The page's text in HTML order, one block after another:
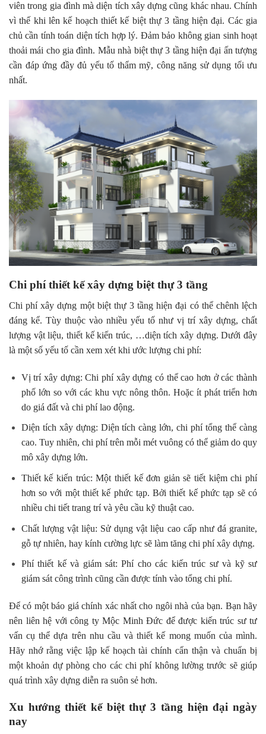
viên trong gia đình mà diện tích xây dựng cũng khác nhau. Chính
vì thế khi lên kế hoạch thiết kế biệt thự 3 tầng hiện đại. Các gia
chủ cần tính toán diện tích hợp lý. Đảm bảo không gian sinh hoạt
thoải mái cho gia đình. Mẫu nhà biệt thự 3 tầng hiện đại ấn tượng
cần đáp ứng đầy đủ yếu tố thẩm mỹ, công năng sử dụng tối ưu
nhất.
Chi phí thiết kế xây dựng biệt thự 3 tầng
Chi phí xây dựng một biệt thự 3 tầng hiện đại có thể chênh lệch
đáng kể. Tùy thuộc vào nhiều yếu tố như vị trí xây dựng, chất
lượng vật liệu, thiết kế kiến trúc, …diện tích xây dựng. Dưới đây
là một số yếu tố cần xem xét khi ước lượng chi phí:
Vị trí xây dựng: Chi phí xây dựng có thể cao hơn ở các thành
phố lớn so với các khu vực nông thôn. Hoặc ít phát triển hơn
do giá đất và chi phí lao động.
Diện tích xây dựng: Diện tích càng lớn, chi phí tổng thể càng
cao. Tuy nhiên, chi phí trên mỗi mét vuông có thể giảm do quy
mô xây dựng lớn.
Thiết kế kiến trúc: Một thiết kế đơn giản sẽ tiết kiệm chi phí
hơn so với một thiết kế phức tạp. Bởi thiết kế phức tạp sẽ có
nhiều chi tiết trang trí và yêu cầu kỹ thuật cao.
Chất lượng vật liệu: Sử dụng vật liệu cao cấp như đá granite,
gỗ tự nhiên, hay kính cường lực sẽ làm tăng chi phí xây dựng.
Phí thiết kế và giám sát: Phí cho các kiến trúc sư và kỹ sư
giám sát công trình cũng cần được tính vào tổng chi phí.
Để có một báo giá chính xác nhất cho ngôi nhà của bạn. Bạn hãy
nên liên hệ với công ty Mộc Minh Đức để được kiến trúc sư tư
vấn cụ thể dựa trên nhu cầu và thiết kế mong muốn của mình.
Hãy nhớ rằng việc lập kế hoạch tài chính cẩn thận và chuẩn bị
một khoản dự phòng cho các chi phí không lường trước sẽ giúp
quá trình xây dựng diễn ra suôn sẻ hơn.
Xu hướng thiết kế biệt thự 3 tầng hiện đại ngày
nay